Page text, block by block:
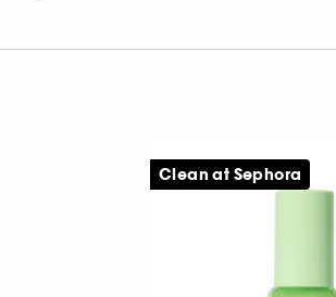
Clean at Sephora